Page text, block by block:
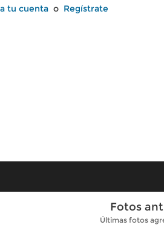
tu cuenta o Regístrate
Fotos
Últimas fotos